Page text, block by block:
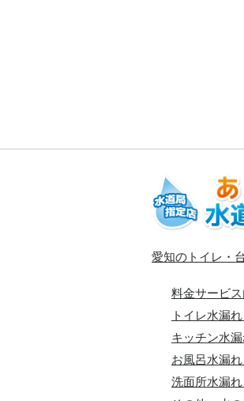
愛知のトイレ・
料金サービ
トイレ水漏
キッチン水
お風呂水漏
洗面所水漏